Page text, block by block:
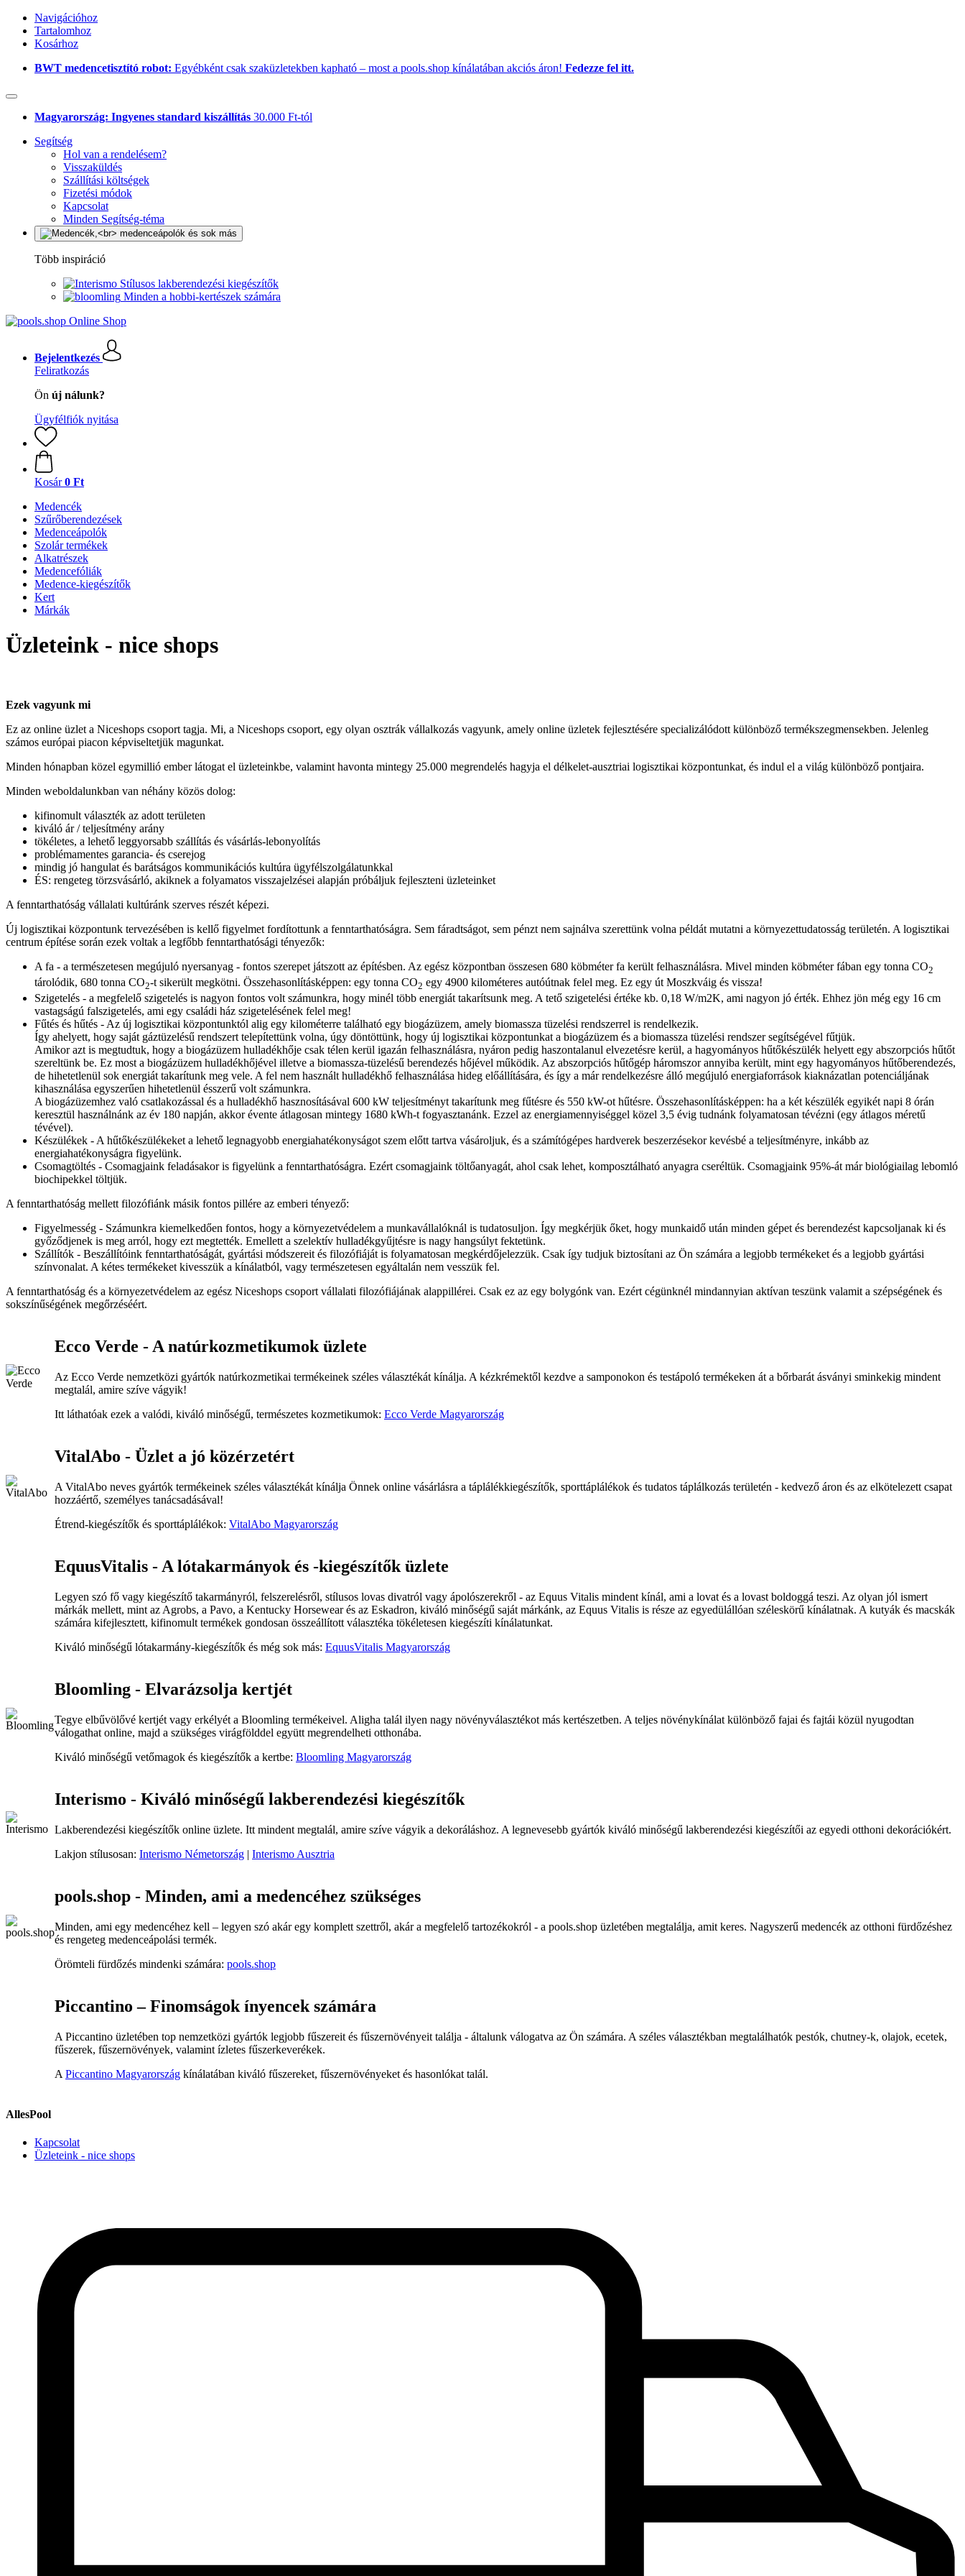
Navigációhoz
Tartalomhoz
Kosárhoz
BWT medencetisztító robot: Egyébként csak szaküzletekben kapható – most a pools.shop kínálatában akciós áron! Fedezze fel itt.
Magyarország: Ingyenes standard kiszállítás 30.000 Ft-tól
Segítség
Hol van a rendelésem?
Visszaküldés
Szállítási költségek
Fizetési módok
Kapcsolat
Minden Segítség-téma
Több inspiráció
Stílusos lakberendezési kiegészítők
Minden a hobbi-kertészek számára
Bejelentkezés
Feliratkozás
Ön új nálunk?
Ügyfélfiók nyitása
Kosár 0 Ft
Medencék
Szűrőberendezések
Medenceápolók
Szolár termékek
Alkatrészek
Medencefóliák
Medence-kiegészítők
Kert
Márkák
Üzleteink - nice shops
Ezek vagyunk mi
Ez az online üzlet a Niceshops csoport tagja. Mi, a Niceshops csoport, egy olyan osztrák vállalkozás vagyunk, amely online üzletek fejlesztésére specializálódott különböző termékszegmensekben. Jelenleg
számos európai piacon képviseltetjük magunkat.
Minden hónapban közel egymillió ember látogat el üzleteinkbe, valamint havonta mintegy 25.000 megrendelés hagyja el délkelet-ausztriai logisztikai központunkat, és indul el a világ különböző pontjaira.
Minden weboldalunkban van néhány közös dolog:
kifinomult választék az adott területen
kiváló ár / teljesítmény arány
tökéletes, a lehető leggyorsabb szállítás és vásárlás-lebonyolítás
problémamentes garancia- és cserejog
mindig jó hangulat és barátságos kommunikációs kultúra ügyfélszolgálatunkkal
ÉS: rengeteg törzsvásárló, akiknek a folyamatos visszajelzései alapján próbáljuk fejleszteni üzleteinket
A fenntarthatóság vállalati kultúránk szerves részét képezi.
Új logisztikai központunk tervezésében is kellő figyelmet fordítottunk a fenntarthatóságra. Sem fáradtságot, sem pénzt nem sajnálva szerettünk volna példát mutatni a környezettudatosság területén. A logisztikai
centrum építése során ezek voltak a legfőbb fenntarthatósági tényezők:
A fa - a természetesen megújuló nyersanyag - fontos szerepet játszott az építésben. Az egész központban összesen 680 köbméter fa került felhasználásra. Mivel minden köbméter fában egy tonna CO2
tárolódik, 680 tonna CO2-t sikerült megkötni. Összehasonlításképpen: egy tonna CO2 egy 4900 kilométeres autóútnak felel meg. Ez egy út Moszkváig és vissza!
Szigetelés - a megfelelő szigetelés is nagyon fontos volt számunkra, hogy minél több energiát takarítsunk meg. A tető szigetelési értéke kb. 0,18 W/m2K, ami nagyon jó érték. Ehhez jön még egy 16 cm
vastagságú falszigetelés, ami egy családi ház szigetelésének felel meg!
Fűtés és hűtés - Az új logisztikai központunktól alig egy kilométerre található egy biogázüzem, amely biomassza tüzelési rendszerrel is rendelkezik.
Így ahelyett, hogy saját gáztüzelésű rendszert telepítettünk volna, úgy döntöttünk, hogy új logisztikai központunkat a biogázüzem és a biomassza tüzelési rendszer segítségével fűtjük.
Amikor azt is megtudtuk, hogy a biogázüzem hulladékhője csak télen kerül igazán felhasználásra, nyáron pedig haszontalanul elvezetésre kerül, a hagyományos hűtőkészülék helyett egy abszorpciós hűtőt
szereltünk be. Ez most a biogázüzem hulladékhőjével illetve a biomassza-tüzelésű berendezés hőjével működik. Az abszorpciós hűtőgép háromszor annyiba került, mint egy hagyományos hűtőberendezés,
de hihetetlenül sok energiát takarítunk meg vele. A fel nem használt hulladékhő felhasználása hideg előállítására, és így a már rendelkezésre álló megújuló energiaforrások kiaknázatlan potenciáljának
kihasználása egyszerűen hihetetlenül ésszerű volt számunkra.
A biogázüzemhez való csatlakozással és a hulladékhő hasznosításával 600 kW teljesítményt takarítunk meg fűtésre és 550 kW-ot hűtésre. Összehasonlításképpen: ha a két készülék egyikét napi 8 órán
keresztül használnánk az év 180 napján, akkor évente átlagosan mintegy 1680 kWh-t fogyasztanánk. Ezzel az energiamennyiséggel közel 3,5 évig tudnánk folyamatosan tévézni (egy átlagos méretű
tévével).
Készülékek - A hűtőkészülékeket a lehető legnagyobb energiahatékonyságot szem előtt tartva vásároljuk, és a számítógépes hardverek beszerzésekor kevésbé a teljesítményre, inkább az
energiahatékonyságra figyelünk.
Csomagtöltés - Csomagjaink feladásakor is figyelünk a fenntarthatóságra. Ezért csomagjaink töltőanyagát, ahol csak lehet, komposztálható anyagra cseréltük. Csomagjaink 95%-át már biológiailag lebomló
biochipekkel töltjük.
A fenntarthatóság mellett filozófiánk másik fontos pillére az emberi tényező:
Figyelmesség - Számunkra kiemelkedően fontos, hogy a környezetvédelem a munkavállalóknál is tudatosuljon. Így megkérjük őket, hogy munkaidő után minden gépet és berendezést kapcsoljanak ki és
győződjenek is meg arról, hogy ezt megtették. Emellett a szelektív hulladékgyűjtésre is nagy hangsúlyt fektetünk.
Szállítók - Beszállítóink fenntarthatóságát, gyártási módszereit és filozófiáját is folyamatosan megkérdőjelezzük. Csak így tudjuk biztosítani az Ön számára a legjobb termékeket és a legjobb gyártási
színvonalat. A kétes termékeket kivesszük a kínálatból, vagy természetesen egyáltalán nem vesszük fel.
A fenntarthatóság és a környezetvédelem az egész Niceshops csoport vállalati filozófiájának alappillérei. Csak ez az egy bolygónk van. Ezért cégünknél mindannyian aktívan teszünk valamit a szépségének és
sokszínűségének megőrzéséért.
Ecco Verde - A natúrkozmetikumok üzlete
Az Ecco Verde nemzetközi gyártók natúrkozmetikai termékeinek széles választékát kínálja. A kézkrémektől kezdve a samponokon és testápoló termékeken át a bőrbarát ásványi sminkekig mindent
megtalál, amire szíve vágyik!
Itt láthatóak ezek a valódi, kiváló minőségű, természetes kozmetikumok: Ecco Verde Magyarország
VitalAbo - Üzlet a jó közérzetért
A VitalAbo neves gyártók termékeinek széles választékát kínálja Önnek online vásárlásra a táplálékkiegészítők, sporttáplálékok és tudatos táplálkozás területén - kedvező áron és az elkötelezett csapat
hozzáértő, személyes tanácsadásával!
Étrend-kiegészítők és sporttáplálékok: VitalAbo Magyarország
EquusVitalis - A lótakarmányok és -kiegészítők üzlete
Legyen szó fő vagy kiegészítő takarmányról, felszerelésről, stílusos lovas divatról vagy ápolószerekről - az Equus Vitalis mindent kínál, ami a lovat és a lovast boldoggá teszi. Az olyan jól ismert
márkák mellett, mint az Agrobs, a Pavo, a Kentucky Horsewear és az Eskadron, kiváló minőségű saját márkánk, az Equus Vitalis is része az egyedülállóan széleskörű kínálatnak. A kutyák és macskák
számára kifejlesztett, kifinomult termékek gondosan összeállított választéka tökéletesen kiegészíti kínálatunkat.
Kiváló minőségű lótakarmány-kiegészítők és még sok más: EquusVitalis Magyarország
Bloomling - Elvarázsolja kertjét
Tegye elbűvölővé kertjét vagy erkélyét a Bloomling termékeivel. Aligha talál ilyen nagy növényválasztékot más kertészetben. A teljes növénykínálat különböző fajai és fajtái közül nyugodtan
válogathat online, majd a szükséges virágfölddel együtt megrendelheti otthonába.
Kiváló minőségű vetőmagok és kiegészítők a kertbe: Bloomling Magyarország
Interismo - Kiváló minőségű lakberendezési kiegészítők
Lakberendezési kiegészítők online üzlete. Itt mindent megtalál, amire szíve vágyik a dekoráláshoz. A legnevesebb gyártók kiváló minőségű lakberendezési kiegészítői az egyedi otthoni dekorációkért.
Lakjon stílusosan: Interismo Németország | Interismo Ausztria
pools.shop - Minden, ami a medencéhez szükséges
Minden, ami egy medencéhez kell – legyen szó akár egy komplett szettről, akár a megfelelő tartozékokról - a pools.shop üzletében megtalálja, amit keres. Nagyszerű medencék az otthoni fürdőzéshez
és rengeteg medenceápolási termék.
Örömteli fürdőzés mindenki számára: pools.shop
Piccantino – Finomságok ínyencek számára
A Piccantino üzletében top nemzetközi gyártók legjobb fűszereit és fűszernövényeit találja - általunk válogatva az Ön számára. A széles választékban megtalálhatók pestók, chutney-k, olajok, ecetek,
fűszerek, fűszernövények, valamint ízletes fűszerkeverékek.
A Piccantino Magyarország kínálatában kiváló fűszereket, fűszernövényeket és hasonlókat talál.
AllesPool
Kapcsolat
Üzleteink - nice shops